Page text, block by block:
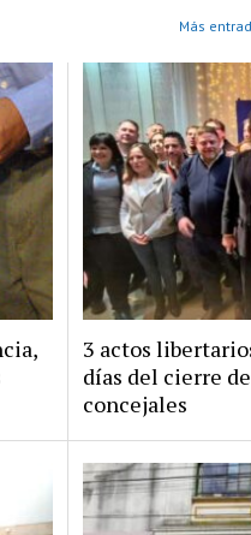
Más
3 actos
días del cierre
concejales